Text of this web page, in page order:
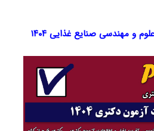
علوم و مهندسی صنایع غذایی ۱۴۰۴